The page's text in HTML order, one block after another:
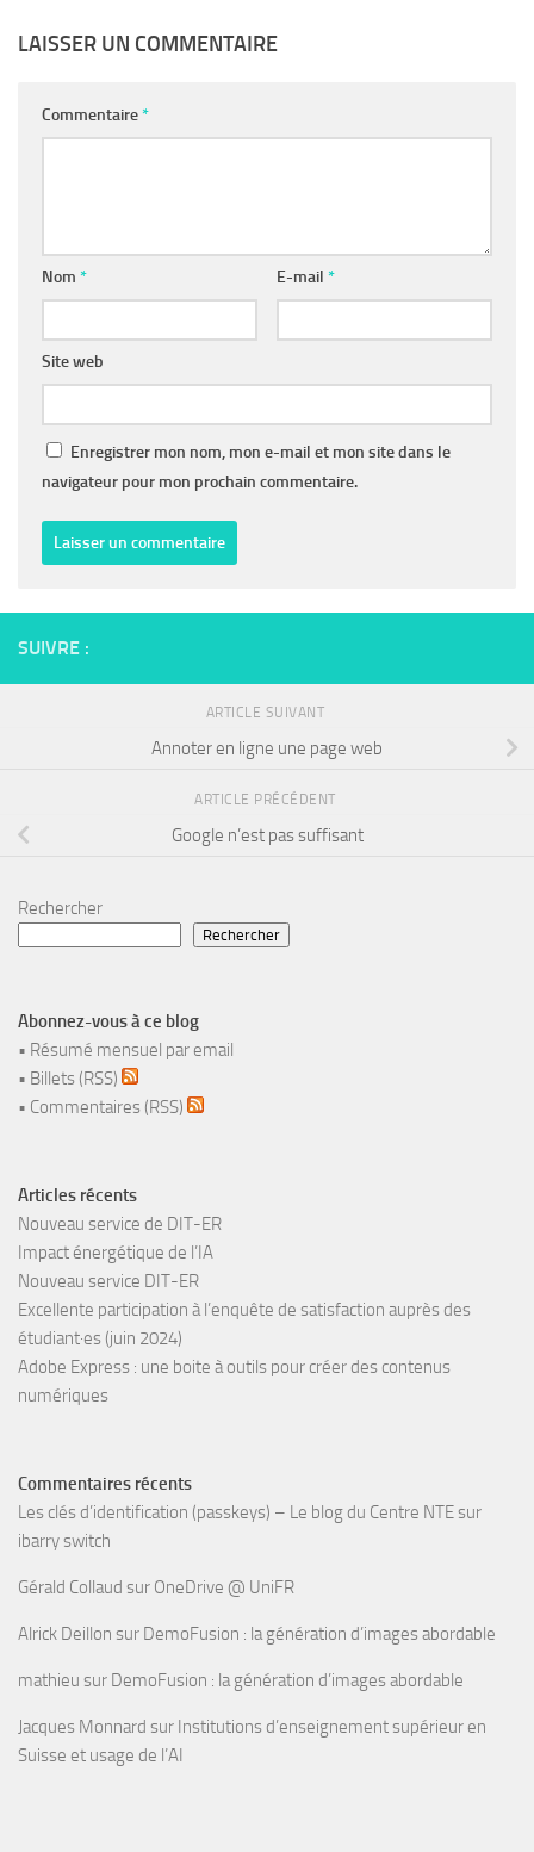
LAISSER UN COMMENTAIRE
Commentaire*
Nom * E-mail *
Site web
Enregistrer mon nom, mon e-mail et mon site dans le
navigateur pour mon prochain commentaire.
SUIVRE :
ARTICLE SUIVANT
Annoter en ligne une page web
ARTICLE PRÉCÉDENT
Google n’est pas suffisant
Rechercher
Rechercher
Abonnez-vous à ce blog
• Résumé mensuel par email
• Billets (RSS)
• Commentaires (RSS)
Articles récents
Nouveau service de DIT-ER
Impact énergétique de l’IA
Nouveau service DIT-ER
Excellente participation à l’enquête de satisfaction auprès des
étudiant·es (juin 2024)
Adobe Express : une boite à outils pour créer des contenus
numériques
Commentaires récents
Les clés d’identification (passkeys) – Le blog du Centre NTEsur
ibarry switch
Gérald Collaud sur OneDrive @ UniFR
Alrick Deillon sur DemoFusion : la génération d’images abordable
mathieu sur DemoFusion : la génération d’images abordable
Jacques Monnard sur Institutions d’enseignement supérieur en
Suisse et usage de l’AI